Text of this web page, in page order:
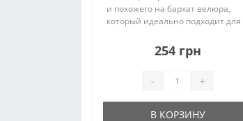
и похожего на бархат велюра,
который идеально подходит для
пуфов, драпировки и
декорирования мебельных
использов..
254 грн
- +
В КОРЗИНУ